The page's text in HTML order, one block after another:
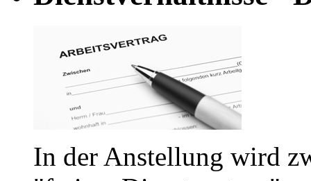
In der Anstellung wird